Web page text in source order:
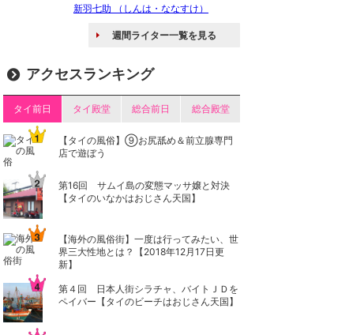
新羽七助 （しんは・ななすけ）
週間ライター一覧を見る
アクセスランキング
タイ前日 タイ殿堂 総合前日 総合殿堂
【タイの風俗】​⑨お尻舐め＆前立腺専門
店で遊ぼう
第16回 サムイ島の変態マッサ嬢と対決
【タイのいなかはおじさん天国】
【海外の風俗街】一度は行ってみたい、世
界三大性地とは？【2018年12月17日更
新】
第４回 日本人街シラチャ、バイトＪＤを
ペイバー【タイのビーチはおじさん天国】